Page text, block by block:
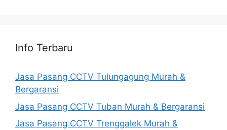
Info Terbaru
Jasa Pasang CCTV Tulungagung Murah &
Bergaransi
Jasa Pasang CCTV Tuban Murah & Bergaransi
Jasa Pasang CCTV Trenggalek Murah &